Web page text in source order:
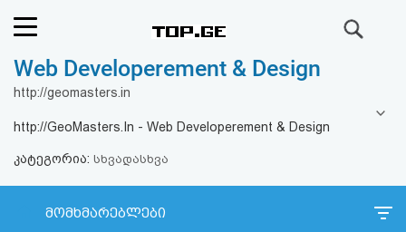
რეიტინგი
ფოსტა
კითხვა-
Web Developerement & Design
http://geomasters.in
http://GeoMasters.In - Web Developerement & Design
კატეგორია: სხვადასხვა
მომხმარებლები